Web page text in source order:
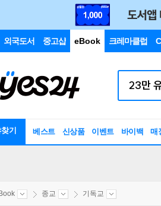
외국도서 중고샵 eBook 크레마클럽
기 베스트 신상품 이벤트 바이백 매
종교 기독교